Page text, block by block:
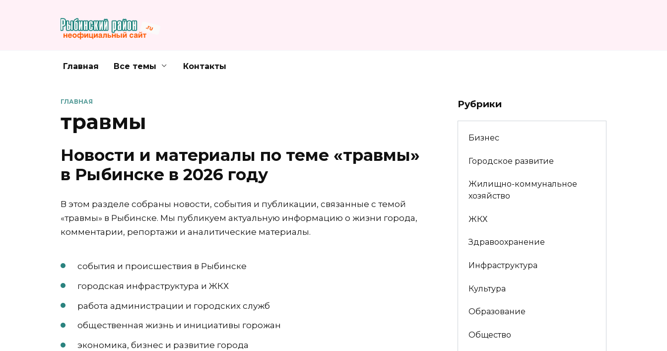
Главная Все темы Контакты
ГЛАВНАЯ
травмы
Новости и материалы по теме «травмы»
в Рыбинске в 2026 году
В этом разделе собраны новости, события и публикации, связанные с темой
«травмы» в Рыбинске. Мы публикуем актуальную информацию о жизни города,
комментарии, репортажи и аналитические материалы.
события и происшествия в Рыбинске
городская инфраструктура и ЖКХ
работа администрации и городских служб
общественная жизнь и инициативы горожан
экономика, бизнес и развитие города
Рубрики
Бизнес
Городское развитие
Жилищно-коммунальное
хозяйство
ЖКХ
Здравоохранение
Инфраструктура
Культура
Образование
Общество